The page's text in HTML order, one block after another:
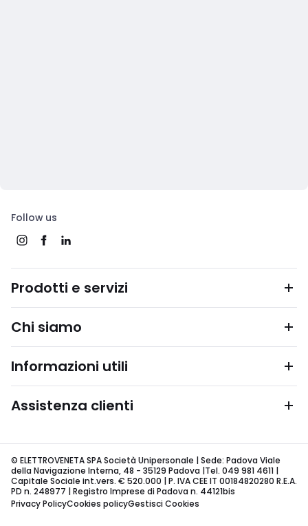
Follow us
Prodotti e servizi
Chi siamo
Informazioni utili
Assistenza clienti
© ELETTROVENETA SPA Società Unipersonale | Sede: Padova Viale
della Navigazione Interna, 48 - 35129 Padova |Tel. 049 981 4611 |
Capitale Sociale int.vers. € 520.000 | P. IVA CEE IT 00184820280 R.E.A.
PD n. 248977 | Registro Imprese di Padova n. 44121bis
Privacy PolicyCookies policyGestisci Cookies